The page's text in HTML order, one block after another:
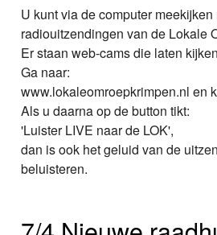
U kunt via de computer
radiouitzendingen van de Lokale
Er staan web-cams die laten
Ga naar:
www.lokaleomroepkrimpen.nl en
Als u daarna op de button tikt:
'Luister LIVE naar de LOK',
dan is ook het geluid van de
beluisteren.